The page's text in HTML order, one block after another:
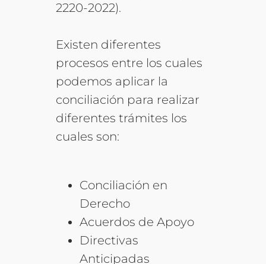
2220-2022).
Existen diferentes
procesos entre los cuales
podemos aplicar la
conciliación para realizar
diferentes trámites los
cuales son:
Conciliación en
Derecho
Acuerdos de Apoyo
Directivas
Anticipadas